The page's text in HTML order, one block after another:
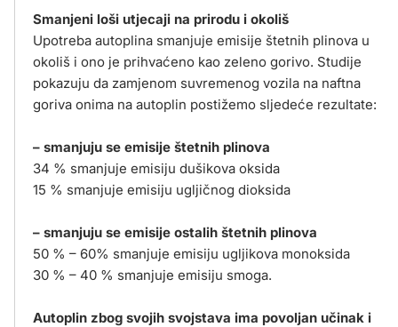
Smanjeni loši utjecaji na prirodu i okoliš
Upotreba autoplina smanjuje emisije štetnih plinova u
okoliš i ono je prihvaćeno kao zeleno gorivo. Studije
pokazuju da zamjenom suvremenog vozila na naftna
goriva onima na autoplin postižemo sljedeće rezultate:
– smanjuju se emisije štetnih plinova
34 % smanjuje emisiju dušikova oksida
15 % smanjuje emisiju ugljičnog dioksida
– smanjuju se emisije ostalih štetnih plinova
50 % – 60% smanjuje emisiju ugljikova monoksida
30 % – 40 % smanjuje emisiju smoga.
Autoplin zbog svojih svojstava ima povoljan učinak i